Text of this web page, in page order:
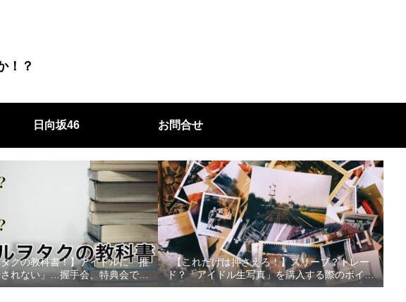
！？
日向坂46 お問合せ
クの教科書！】アイドルに「推
れない」…握手会、特典会で好
てもらうためにすべきこと！
【これだけは押さえろ！】スリーブ？トレー
ド？「アイドル生写真」を購入する際のポイン
ト３選！